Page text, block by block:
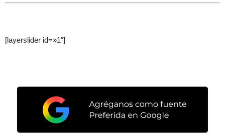
[layerslider id=»1″]